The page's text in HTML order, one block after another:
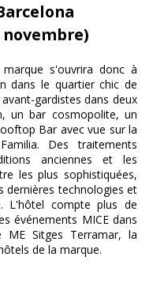
s'ouvrira donc à
dans le quartier chic de
gardistes dans deux
un bar cosmopolite, un
Bar avec vue sur la
Des traitements
anciennes et les
les plus sophistiquées,
dernières technologies et
L'hôtel compte plus de
événements MICE dans
Sitges Terramar, la
de la marque.